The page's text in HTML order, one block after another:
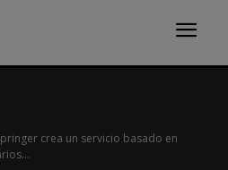
crea un servicio basado en